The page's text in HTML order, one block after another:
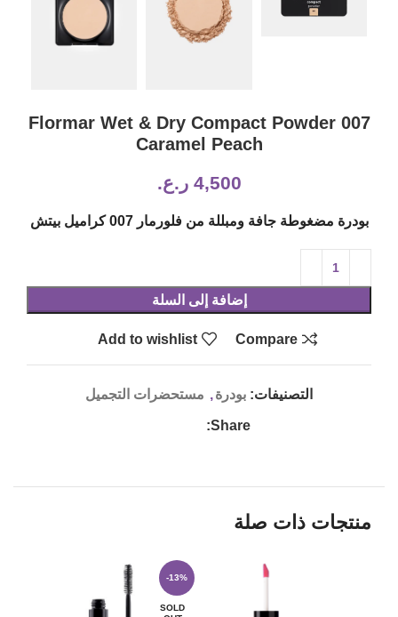
Flormar Wet & Dry Compact Powder 007
Caramel Peach
4,500 ر.ع.
بودرة مضغوطة جافة ومبللة من فلورمار 007 كراميل بيتش
إضافة إلى السلة
Compare
Add to wishlist
التصنيفات: بودرة, مستحضرات التجميل
Share:
منتجات ذات صلة
-13%
SOLD